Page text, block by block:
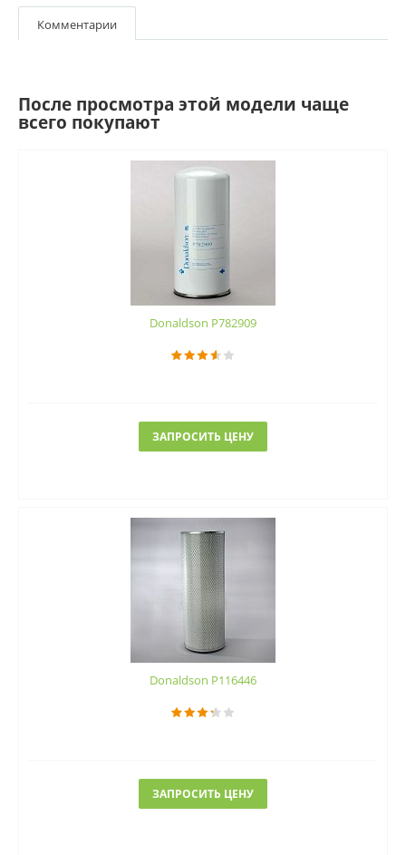
Комментарии
После просмотра этой модели чаще
всего покупают
Donaldson P782909
ЗАПРОСИТЬ ЦЕНУ
Donaldson P116446
ЗАПРОСИТЬ ЦЕНУ